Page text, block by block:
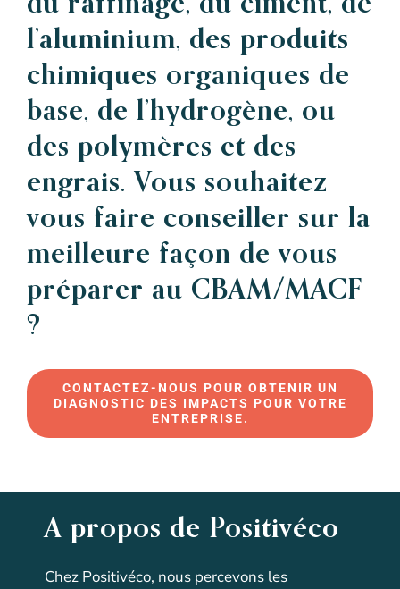
l’aluminium, des produits
chimiques organiques de
base, de l’hydrogène, ou
des polymères et des
engrais. Vous souhaitez
vous faire conseiller sur la
meilleure façon de vous
préparer au CBAM/MACF
?
CONTACTEZ-NOUS POUR OBTENIR UN
DIAGNOSTIC DES IMPACTS POUR VOTRE
ENTREPRISE.
A propos de Positivéco
Chez Positivéco, nous percevons les